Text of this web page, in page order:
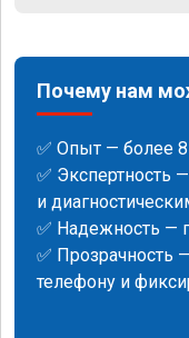
Почему нам
✅ Опыт — более
✅ Экспертность
и
✅ Надежность —
✅ Прозрачность
телефону и